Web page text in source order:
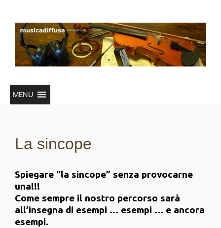
contenuto
MENU
La sincope
Spiegare “la sincope” senza provocarne
una!!!
Come sempre il nostro percorso sarà
all’insegna di esempi … esempi … e ancora
esempi.